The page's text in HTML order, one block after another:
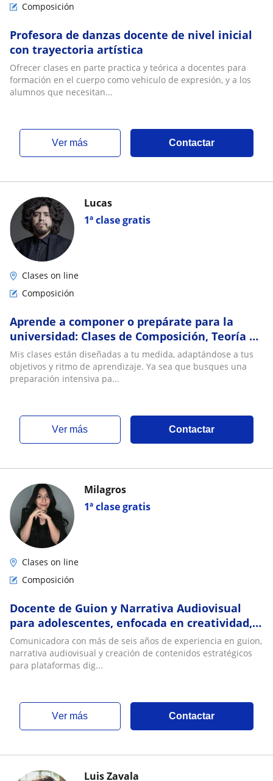
Composición
Profesora de danzas docente de nivel inicial
con trayectoria artística
Ofrecer clases en parte practica y teórica a docentes para
formación en el cuerpo como vehiculo de expresión, y a los
alumnos que necesitan...
ver más Contactar
1ª clase gratis
Lucas
Clases on line
Composición
Aprende a componer o prepárate para la
universidad: Clases de Composición, Teoría y
Piano
Mis clases están diseñadas a tu medida, adaptándose a tus
objetivos y ritmo de aprendizaje. Ya sea que busques una
preparación intensiva pa...
ver más Contactar
1ª clase gratis
Milagros
Clases on line
Composición
Docente de Guion y Narrativa Audiovisual
para adolescentes, enfocada en creatividad,
storytelling y contenidos digitales
Comunicadora con más de seis años de experiencia en guion,
narrativa audiovisual y creación de contenidos estratégicos
para plataformas dig...
ver más Contactar
Luis Zavala